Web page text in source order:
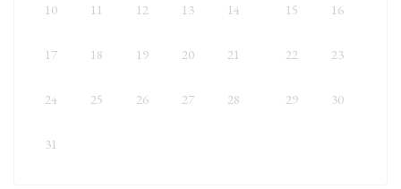
10 11 12 13 14 15 16
17 18 19 20 21 22 23
24 25 26 27 28 29 30
31